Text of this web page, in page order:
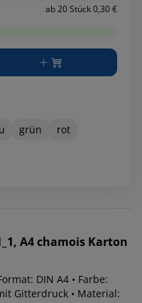
ab 20 Stück 0,30 €
grün
rot
A4 chamois Karton
DIN A4 • Farbe:
Gitterdruck • Material: